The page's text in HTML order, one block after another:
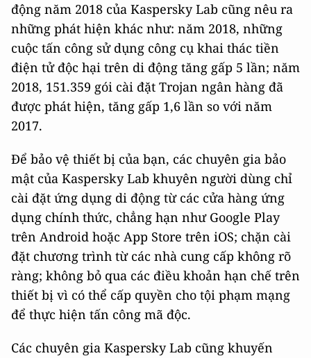
động năm 2018 của Kaspersky Lab cũng nêu ra
những phát hiện khác như: năm 2018, những
cuộc tấn công sử dụng công cụ khai thác tiền
điện tử độc hại trên di động tăng gấp 5 lần; năm
2018, 151.359 gói cài đặt Trojan ngân hàng đã
được phát hiện, tăng gấp 1,6 lần so với năm
2017.
Để bảo vệ thiết bị của bạn, các chuyên gia bảo
mật của Kaspersky Lab khuyên người dùng chỉ
cài đặt ứng dụng di động từ các cửa hàng ứng
dụng chính thức, chẳng hạn như Google Play
trên Android hoặc App Store trên iOS; chặn cài
đặt chương trình từ các nhà cung cấp không rõ
ràng; không bỏ qua các điều khoản hạn chế trên
thiết bị vì có thể cấp quyền cho tội phạm mạng
để thực hiện tấn công mã độc.
Các chuyên gia Kaspersky Lab cũng khuyến